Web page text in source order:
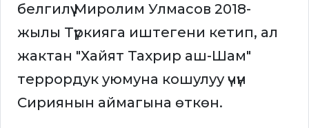
белгилүү Миролим Улмасов 2018-
жылы Түркияга иштегени кетип, ал
жактан "Хайят Тахрир аш-Шам"
террордук уюмуна кошулуу үчүн
Сириянын аймагына өткөн.